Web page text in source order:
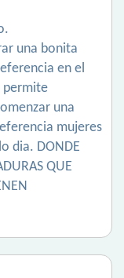
una bonita
en el
permite
una
mujeres
dia. DONDE
QUE